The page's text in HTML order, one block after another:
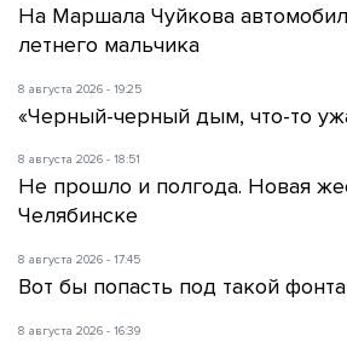
На Маршала Чуйкова
летнего мальчика
8 августа 2026 - 19:25
«Черный-черный дым, что-то
8 августа 2026 - 18:51
Не прошло и полгода. Новая
Челябинске
8 августа 2026 - 17:45
Вот бы попасть под такой
8 августа 2026 - 16:39